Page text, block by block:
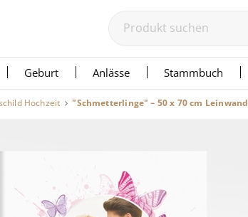
Geburt Anlässe Stammbuch
Hochzeit "Schmetterlinge" – 50 x 70 cm Leinwand